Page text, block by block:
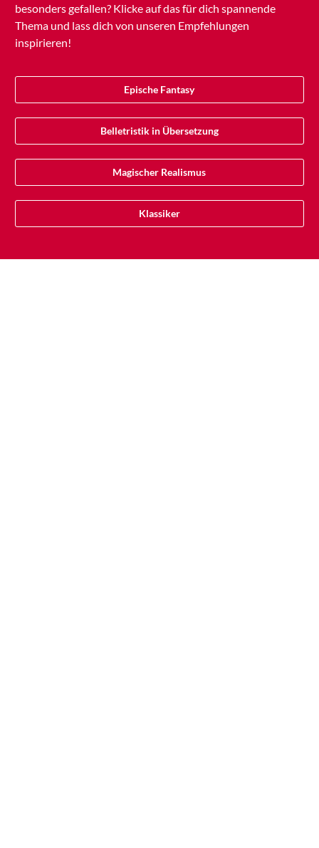
besonders gefallen? Klicke auf das für dich spannende
Thema und lass dich von unseren Empfehlungen
inspirieren!
Epische Fantasy
Belletristik in Übersetzung
Magischer Realismus
Klassiker